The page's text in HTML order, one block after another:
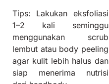
Tips: Lakukan eksfoliasi
1–2 kali seminggu
menggunakan scrub
lembut atau body peeling
agar kulit lebih halus dan
siap menerima nutrisi